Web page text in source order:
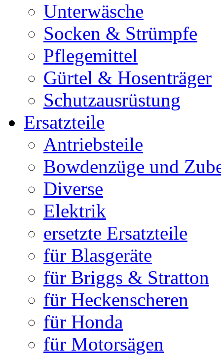
Unterwäsche
Socken & Strümpfe
Pflegemittel
Gürtel & Hosenträger
Schutzausrüstung
Ersatzteile
Antriebsteile
Bowdenzüge und
Diverse
Elektrik
ersetzte Ersatzteile
für Blasgeräte
für Briggs & Stratton
für Heckenscheren
für Honda
für Motorsägen